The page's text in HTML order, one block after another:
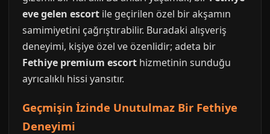
eve gelen escort ile geçirilen özel bir akşamın
samimiyetini çağrıştırabilir. Buradaki alışveriş
deneyimi, kişiye özel ve özenlidir; adeta bir
Fethiye premium escort hizmetinin sunduğu
ayrıcalıklı hissi yansıtır.
Geçmişin İzinde Unutulmaz Bir Fethiye
Deneyimi